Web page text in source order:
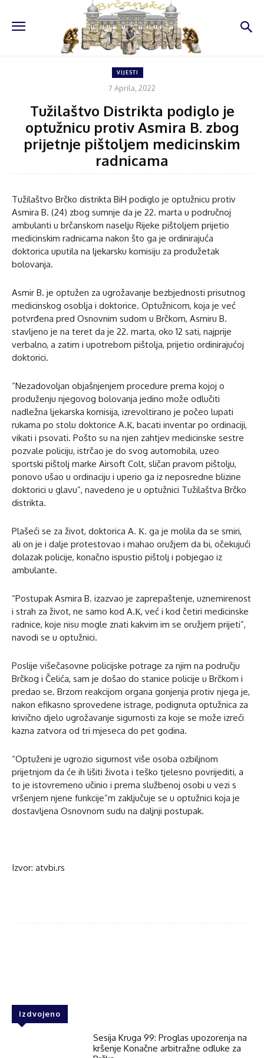
VIJESTI
7 Aprila, 2022
Tužilaštvo Distrikta podiglo je
optužnicu protiv Asmira B. zbog
prijetnje pištoljem medicinskim
radnicama
Tužilaštvo Brčko distrikta BiH podiglo je optužnicu protiv
Asmira B. (24) zbog sumnje da je 22. marta u područnoj
ambulanti u brčanskom naselju Rijeke pištoljem prijetio
medicinskim radnicama nakon što ga je ordinirajuća
doktorica uputila na ljekarsku komisiju za produžetak
bolovanja.
Asmir B. je optužen za ugrožavanje bezbjednosti prisutnog
medicinskog osoblja i doktorice. Optužnicom, koja je već
potvrđena pred Osnovnim sudom u Brčkom, Asmiru B.
stavljeno je na teret da je 22. marta, oko 12 sati, najprije
verbalno, a zatim i upotrebom pištolja, prijetio ordinirajućoj
doktorici.
“Nezadovoljan objašnjenjem procedure prema kojoj o
produženju njegovog bolovanja jedino može odlučiti
nadležna ljekarska komisija, izrevoltirano je počeo lupati
rukama po stolu doktorice A.К, bacati inventar po ordinaciji,
vikati i psovati. Pošto su na njen zahtjev medicinske sestre
pozvale policiju, istrčao je do svog automobila, uzeo
sportski pištolj marke Airsoft Colt, sličan pravom pištolju,
ponovo ušao u ordinaciju i uperio ga iz neposredne blizine
doktorici u glavu”, navedeno je u optužnici Tužilaštva Brčko
distrikta.
Plašeći se za život, doktorica A. К. ga je molila da se smiri,
ali on je i dalje protestovao i mahao oružjem da bi, očekujući
dolazak policije, konačno ispustio pištolj i pobjegao iz
ambulante.
“Postupak Asmira B. izazvao je zaprepaštenje, uznemirenost
i strah za život, ne samo kod A.К, već i kod četiri medicinske
radnice, koje nisu mogle znati kakvim im se oružjem prijeti”,
navodi se u optužnici.
Poslije višečasovne policijske potrage za njim na području
Brčkog i Čelića, sam je došao do stanice policije u Brčkom i
predao se. Brzom reakcijom organa gonjenja protiv njega je,
nakon efikasno sprovedene istrage, podignuta optužnica za
krivično djelo ugrožavanje sigurnosti za koje se može izreći
kazna zatvora od tri mjeseca do pet godina.
“Optuženi je ugrozio sigurnost više osoba ozbiljnom
prijetnjom da će ih lišiti života i teško tjelesno povrijediti, a
to je istovremeno učinio i prema službenoj osobi u vezi s
vršenjem njene funkcije”m zaključuje se u optužnici koja je
dostavljena Osnovnom sudu na daljnji postupak.
Izvor: atvbi.rs
Izdvojeno
Sesija Kruga 99: Proglas upozorenja na
kršenje Konačne arbitražne odluke za